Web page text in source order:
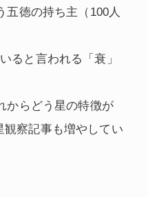
五徳の持ち主（100人
ると言われる「衰」
からどう星の特徴が
観察記事も増やしてい